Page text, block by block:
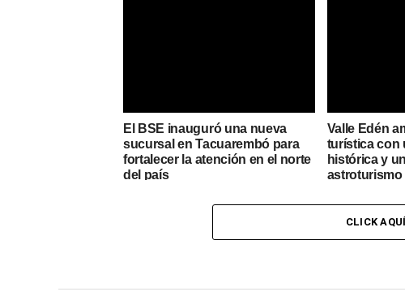
El BSE inauguró una nueva
sucursal en Tacuarembó para
fortalecer la atención en el norte
del país
Valle Edén
turística con
histórica y
astroturismo
CLICK